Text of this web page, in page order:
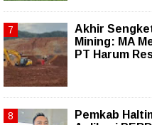
Akhir
Mining: MA
PT Harum
Pemkab